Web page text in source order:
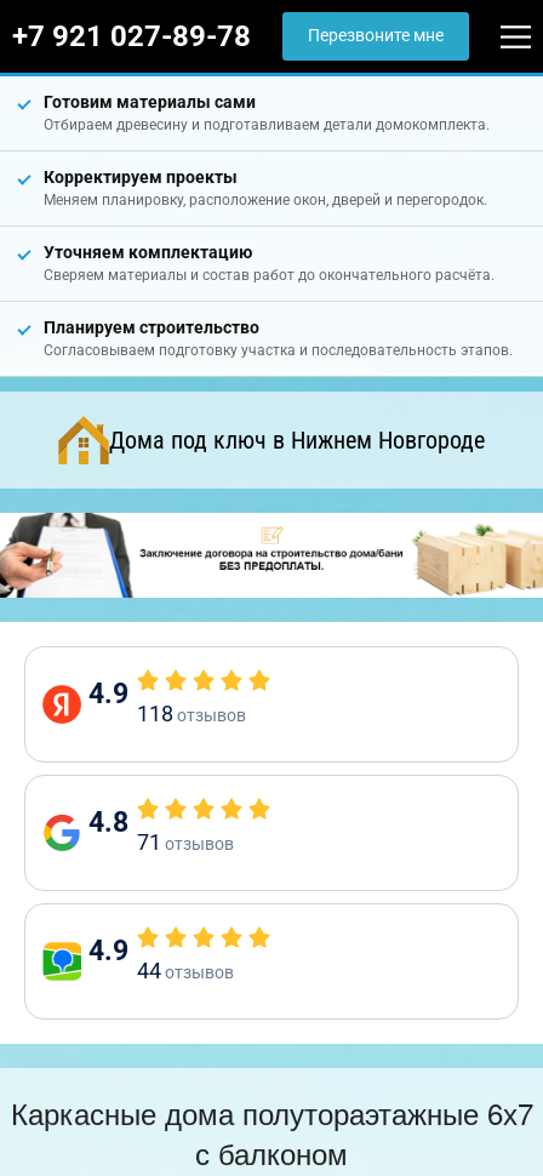
+7 921 027-89-78 Перезвоните мне
Готовим материалы сами
Отбираем древесину и подготавливаем детали домокомплекта.
Корректируем проекты
Меняем планировку, расположение окон, дверей и перегородок.
Уточняем комплектацию
Сверяем материалы и состав работ до окончательного расчёта.
Планируем строительство
Согласовываем подготовку участка и последовательность этапов.
Дома под ключ в Нижнем Новгороде
4.9
118 отзывов
4.8
71 отзывов
4.9
44отзывов
Каркасные дома полутораэтажные 6х7
с балконом